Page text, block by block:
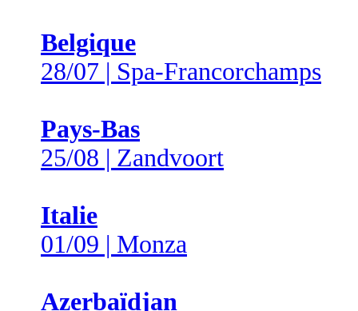
Belgique
28/07 | Spa-Francorchamps
Pays-Bas
25/08 | Zandvoort
Italie
01/09 | Monza
Azerbaïdjan